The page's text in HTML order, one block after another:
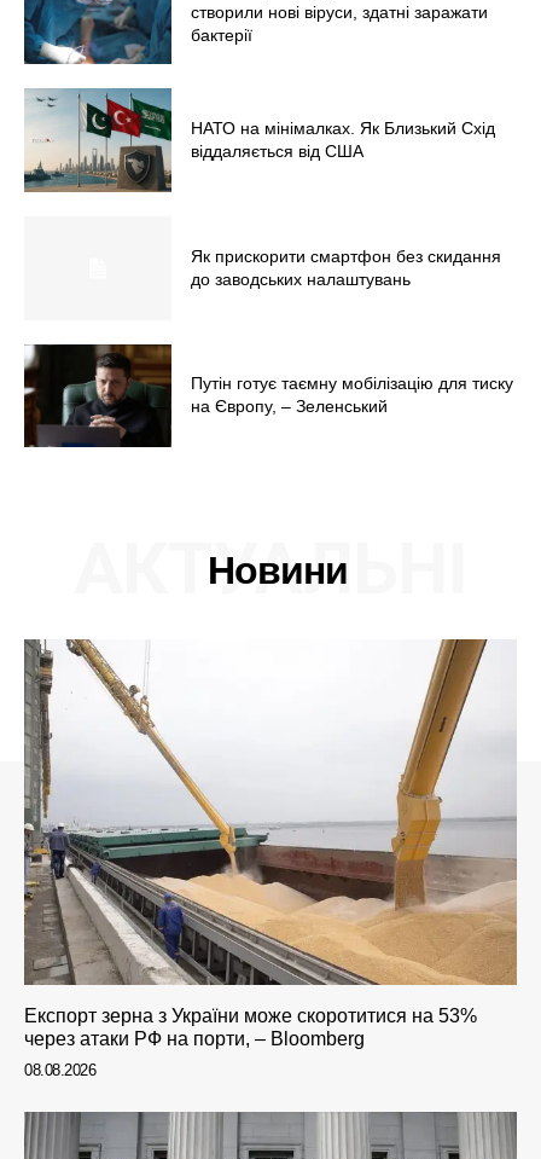
створили нові віруси, здатні заражати
бактерії
НАТО на мінімалках. Як Близький Схід
віддаляється від США
Як прискорити смартфон без скидання
до заводських налаштувань
Путін готує таємну мобілізацію для тиску
на Європу, – Зеленський
Новини
АКТУАЛЬНІ
Експорт зерна з України може скоротитися на 53%
через атаки РФ на порти, – Bloomberg
08.08.2026